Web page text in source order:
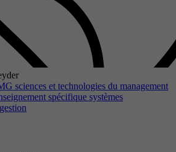
sciences et technologies du management
spécifique systèmes